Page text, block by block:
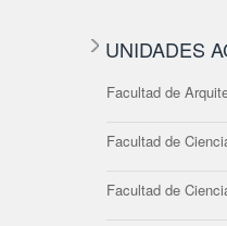
UNIDADES
Facultad de
Facultad de
Facultad de